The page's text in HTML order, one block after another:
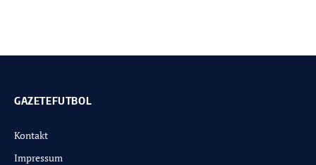
GAZETEFUTBOL
Kontakt
Impressum